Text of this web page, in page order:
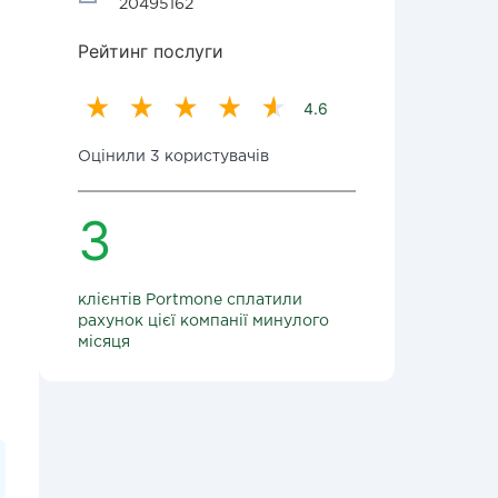
20495162
Рейтинг послуги
4.6
Оцінили 3 користувачів
3
клієнтів Portmone сплатили
рахунок цієї компанії минулого
місяця